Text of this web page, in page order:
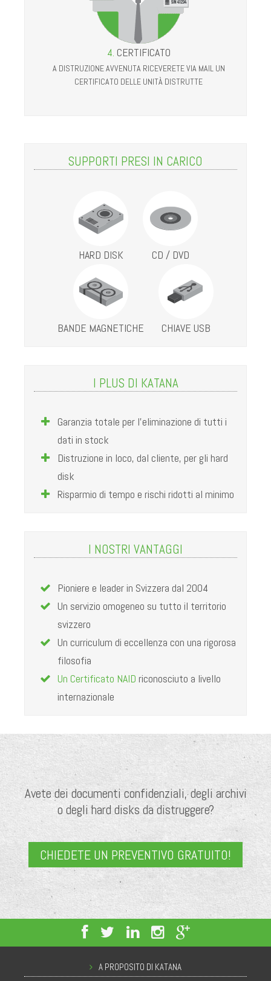
4. CERTIFICATO
A DISTRUZIONE AVVENUTA RICEVERETE VIA MAIL UN
CERTIFICATO DELLE UNITÀ DISTRUTTE
SUPPORTI PRESI IN CARICO
I PLUS DI KATANA
Garanzia totale per l’eliminazione di tutti i
dati in stock
Distruzione in loco, dal cliente, per gli hard
disk
Risparmio di tempo e rischi ridotti al minimo
I NOSTRI VANTAGGI
Pioniere e leader in Svizzera dal 2004
Un servizio omogeneo su tutto il territorio
svizzero
Un curriculum di eccellenza con una rigorosa
filosofia
Un Certificato NAID riconosciuto a livello
internazionale
Avete dei documenti confidenziali, degli archivi
o degli hard disks da distruggere?
CHIEDETE UN PREVENTIVO GRATUITO!
A PROPOSITO DI KATANA